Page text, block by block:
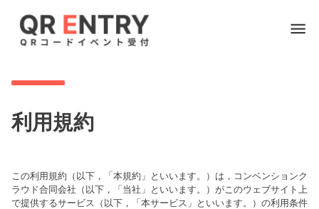
利用規約
この利用規約（以下，「本規約」といいます。）は，コンベンションク
ラウド合同会社（以下，「当社」といいます。）がこのウェブサイト上
で提供するサービス（以下，「本サービス」といいます。）の利用条件